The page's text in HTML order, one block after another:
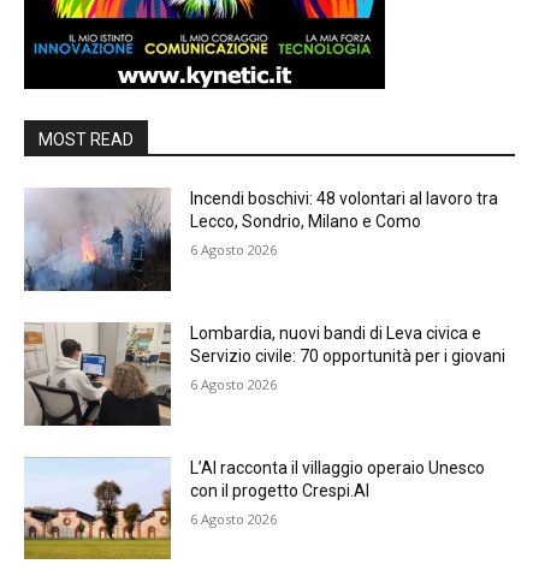
MOST READ
Incendi boschivi: 48 volontari al lavoro tra
Lecco, Sondrio, Milano e Como
6 Agosto 2026
Lombardia, nuovi bandi di Leva civica e
Servizio civile: 70 opportunità per i giovani
6 Agosto 2026
L’AI racconta il villaggio operaio Unesco
con il progetto Crespi.AI
6 Agosto 2026